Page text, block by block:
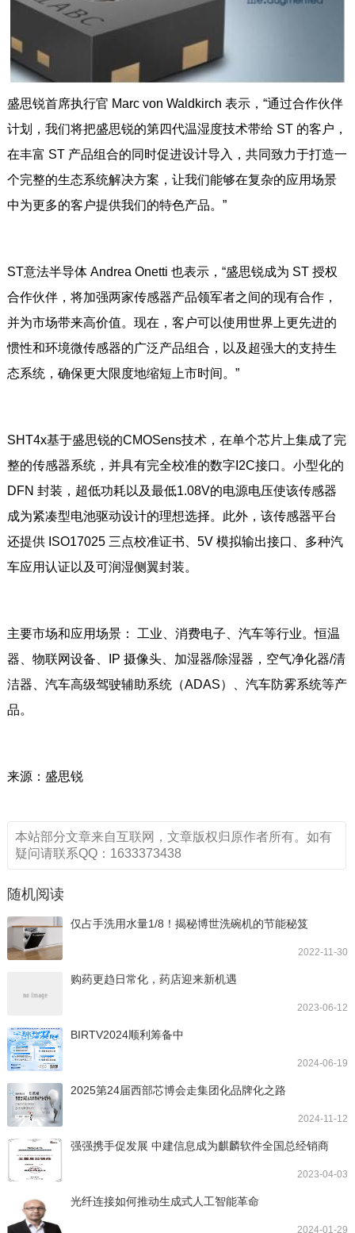
盛思锐首席执行官 Marc von Waldkirch 表示，“通过合作伙伴
计划，我们将把盛思锐的第四代温湿度技术带给 ST 的客户，
在丰富 ST 产品组合的同时促进设计导入，共同致力于打造一
个完整的生态系统解决方案，让我们能够在复杂的应用场景
中为更多的客户提供我们的特色产品。”
ST意法半导体 Andrea Onetti 也表示，“盛思锐成为 ST 授权
合作伙伴，将加强两家传感器产品领军者之间的现有合作，
并为市场带来高价值。现在，客户可以使用世界上更先进的
惯性和环境微传感器的广泛产品组合，以及超强大的支持生
态系统，确保更大限度地缩短上市时间。”
SHT4x基于盛思锐的CMOSens技术，在单个芯片上集成了完
整的传感器系统，并具有完全校准的数字I2C接口。小型化的
DFN 封装，超低功耗以及最低1.08V的电源电压使该传感器
成为紧凑型电池驱动设计的理想选择。此外，该传感器平台
还提供 ISO17025 三点校准证书、5V 模拟输出接口、多种汽
车应用认证以及可润湿侧翼封装。
主要市场和应用场景： 工业、消费电子、汽车等行业。恒温
器、物联网设备、IP 摄像头、加湿器/除湿器，空气净化器/清
洁器、汽车高级驾驶辅助系统（ADAS）、汽车防雾系统等产
品。
来源：盛思锐
本站部分文章来自互联网，文章版权归原作者所有。如有
疑问请联系QQ：1633373438
随机阅读
仅占手洗用水量1/8！揭秘博世洗碗机的节能秘笈
2022-11-30
购药更趋日常化，药店迎来新机遇
2023-06-12
BIRTV2024顺利筹备中
2024-06-19
2025第24届西部芯博会走集团化品牌化之路
2024-11-12
强强携手促发展 中建信息成为麒麟软件全国总经销商
2023-04-03
光纤连接如何推动生成式人工智能革命
2024-01-29